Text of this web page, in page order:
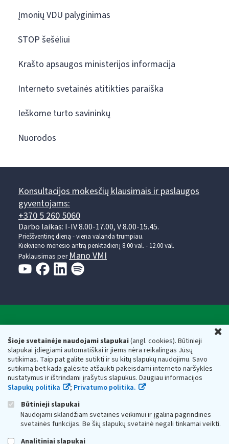
Šioje svetainėje naudojami slapukai(angl. cookies). Būtinieji
slapukai įdiegiami automatiškai ir jiems nėra reikalingas Jūsų
sutikimas. Taip pat galite sutikti ir su kitų slapukų naudojimu. Savo
sutikimą bet kada galėsite atšaukti pakeisdami interneto naršyklės
nustatymus ir ištrindami įrašytus slapukus. Daugiau informacijos
Slapukų politika
; Privatumo politika.
Būtinieji slapukai
Naudojami sklandžiam svetainės veikimui ir įgalina pagrindines
svetainės funkcijas. Be šių slapukų svetainė negali tinkamai veikti.
Analitiniai slapukai
Įmonių VDU palyginimas
STOP šešėliui
Krašto apsaugos ministerijos informacija
Interneto svetainės atitikties paraiška
Ieškome turto savininkų
Nuorodos
Konsultacijos mokesčių klausimais ir paslaugos
gyventojams:
+370 5 260 5060
Darbo laikas: I-IV 8.00-17.00, V 8.00-15.45.
Prieššventinę dieną - viena valanda trumpiau.
Kiekvieno mėnesio antrą penktadienį 8.00 val. - 12.00 val.
Paklausimas per Mano VMI
Respublikos finansų ministerijos
Biudžetinė įstaiga. Juridinio asmens kodas — 188659752,
adresas: Vasario 16-osios g. 14, 01107 Vilnius, Lietuva, el.paštas:
vmi@vmi.lt, E. pristatymo dėžutės adresas 188659752
Duomenys apie Valstybinę mokesčių inspekciją prie Lietuvos
Respublikos finansų ministerijos kaupiami ir saugomi Juridinių